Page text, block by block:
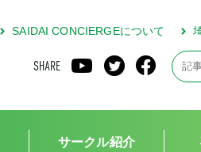
SAIDAI CONCIERGEについて
SHARE
サークル紹介